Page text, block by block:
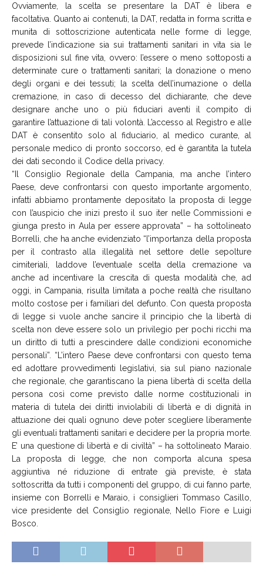
Ovviamente, la scelta se presentare la DAT è libera e
facoltativa. Quanto ai contenuti, la DAT, redatta in forma scritta e
munita di sottoscrizione autenticata nelle forme di legge,
prevede l’indicazione sia sui trattamenti sanitari in vita sia le
disposizioni sul fine vita, ovvero: l’essere o meno sottoposti a
determinate cure o trattamenti sanitari; la donazione o meno
degli organi e dei tessuti; la scelta dell’inumazione o della
cremazione, in caso di decesso del dichiarante, che deve
designare anche uno o più fiduciari aventi il compito di
garantire l’attuazione di tali volontà. L’accesso al Registro e alle
DAT è consentito solo al fiduciario, al medico curante, al
personale medico di pronto soccorso, ed è garantita la tutela
dei dati secondo il Codice della privacy.
“Il Consiglio Regionale della Campania, ma anche l’intero
Paese, deve confrontarsi con questo importante argomento,
infatti abbiamo prontamente depositato la proposta di legge
con l’auspicio che inizi presto il suo iter nelle Commissioni e
giunga presto in Aula per essere approvata” – ha sottolineato
Borrelli, che ha anche evidenziato “l’importanza della proposta
per il contrasto alla illegalità nel settore delle sepolture
cimiteriali, laddove l’eventuale scelta della cremazione va
anche ad incentivare la crescita di questa modalità che, ad
oggi, in Campania, risulta limitata a poche realtà che risultano
molto costose per i familiari del defunto. Con questa proposta
di legge si vuole anche sancire il principio che la libertà di
scelta non deve essere solo un privilegio per pochi ricchi ma
un diritto di tutti a prescindere dalle condizioni economiche
personali”. “L’intero Paese deve confrontarsi con questo tema
ed adottare provvedimenti legislativi, sia sul piano nazionale
che regionale, che garantiscano la piena libertà di scelta della
persona così come previsto dalle norme costituzionali in
materia di tutela dei diritti inviolabili di libertà e di dignità in
attuazione dei quali ognuno deve poter scegliere liberamente
gli eventuali trattamenti sanitari e decidere per la propria morte.
E’ una questione di libertà e di civiltà” – ha sottolineato Maraio.
La proposta di legge, che non comporta alcuna spesa
aggiuntiva né riduzione di entrate già previste, è stata
sottoscritta da tutti i componenti del gruppo, di cui fanno parte,
insieme con Borrelli e Maraio, i consiglieri Tommaso Casillo,
vice presidente del Consiglio regionale, Nello Fiore e Luigi
Bosco.